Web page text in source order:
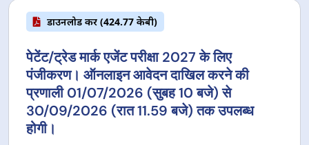
डाउनलोड करें (424.77 केबी)
पेटेंट/ट्रेड मार्क एजेंट परीक्षा 2027 के लिए
पंजीकरण। ऑनलाइन आवेदन दाखिल करने की
प्रणाली 01/07/2026 (सुबह 10 बजे) से
30/09/2026 (रात 11.59 बजे) तक उपलब्ध
होगी।